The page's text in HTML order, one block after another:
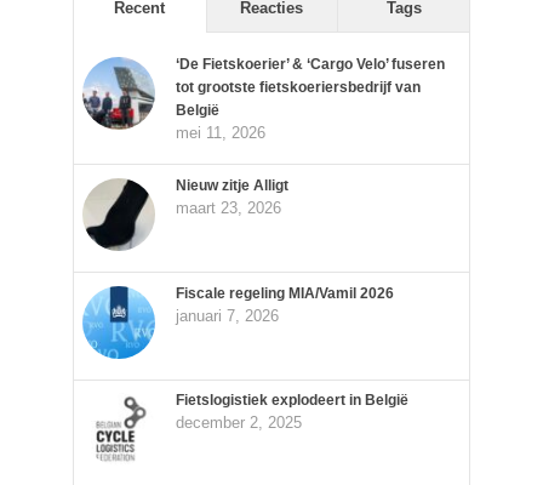
Recent Reacties Tags
‘De Fietskoerier’ & ‘Cargo Velo’ fuseren
tot grootste fietskoeriersbedrijf van
België
mei 11, 2026
Nieuw zitje Alligt
maart 23, 2026
Fiscale regeling MIA/Vamil 2026
januari 7, 2026
Fietslogistiek explodeert in België
december 2, 2025